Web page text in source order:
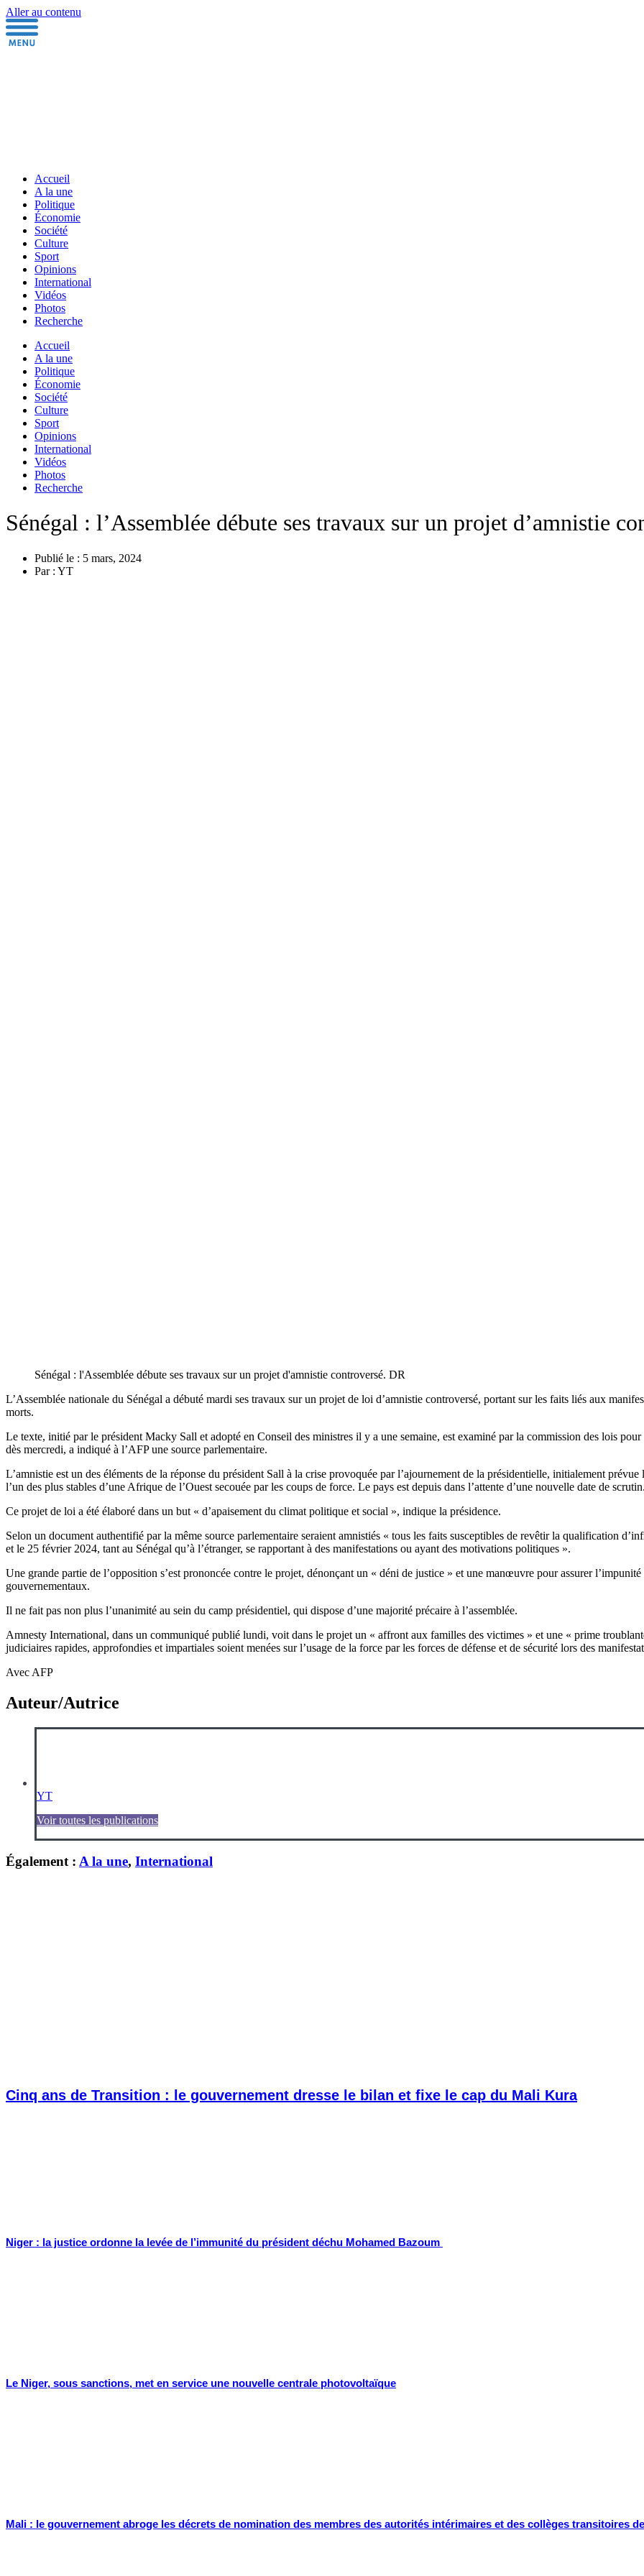
Aller au contenu
Accueil
A la une
Politique
Économie
Société
Culture
Sport
Opinions
International
Vidéos
Photos
Recherche
Accueil
A la une
Politique
Économie
Société
Culture
Sport
Opinions
International
Vidéos
Photos
Recherche
Sénégal : l’Assemblée débute ses travaux sur un projet d’amnistie
Publié le : 5 mars, 2024
Par : YT
Sénégal : l'Assemblée débute ses travaux sur un projet d'amnistie controversé. DR
L’Assemblée nationale du Sénégal a débuté mardi ses travaux sur un projet de loi d’amnistie controversé, portant sur les faits liés aux
morts.
Le texte, initié par le président Macky Sall et adopté en Conseil des ministres il y a une semaine, est examiné par la commission des lois
dès mercredi, a indiqué à l’AFP une source parlementaire.
L’amnistie est un des éléments de la réponse du président Sall à la crise provoquée par l’ajournement de la présidentielle, initialement
l’un des plus stables d’une Afrique de l’Ouest secouée par les coups de force. Le pays est depuis dans l’attente d’une nouvelle date de scrutin.
Ce projet de loi a été élaboré dans un but « d’apaisement du climat politique et social », indique la présidence.
Selon un document authentifié par la même source parlementaire seraient amnistiés « tous les faits susceptibles de revêtir la qualification
et le 25 février 2024, tant au Sénégal qu’à l’étranger, se rapportant à des manifestations ou ayant des motivations politiques ».
Une grande partie de l’opposition s’est prononcée contre le projet, dénonçant un « déni de justice » et une manœuvre pour assurer
gouvernementaux.
Il ne fait pas non plus l’unanimité au sein du camp présidentiel, qui dispose d’une majorité précaire à l’assemblée.
Amnesty International, dans un communiqué publié lundi, voit dans le projet un « affront aux familles des victimes » et une « prime
judiciaires rapides, approfondies et impartiales soient menées sur l’usage de la force par les forces de défense et de sécurité lors des
Avec AFP
Auteur/Autrice
YT
Voir toutes les publications
Également : A la une, International
Cinq ans de Transition : le gouvernement dresse le bilan et fixe le cap du Mali Kura
Niger : la justice ordonne la levée de l’immunité du président déchu Mohamed Bazoum
Le Niger, sous sanctions, met en service une nouvelle centrale photovoltaïque
Mali : le gouvernement abroge les décrets de nomination des membres des autorités intérimaires et des collèges transitoires